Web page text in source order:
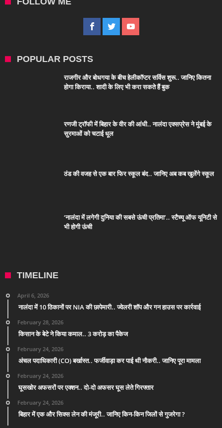
POPULAR POSTS
राजगीर और बोधगया के बीच हेलीकॉप्टर सर्विस शुरू.. जानिए कितना
होगा किराया.. शादी के लिए भी करा सकते हैं बुक
रणजी ट्रॉफी में बिहार के वीर की आंधी.. नालंदा एक्सप्रेस ने मुंबई के
सुरमाओं को चटाई धूल
ठंड की वजह से एक बार फिर स्कूल बंद.. जानिए अब कब खुलेंगे स्कूल
‘नालंदा में लगेगी दुनिया की सबसे ऊंची प्रतिमा’.. स्टैच्यू ऑफ यूनिटी से
भी होगी ऊंची
TIMELINE
April 6, 2026
नालंदा में 10 ठिकानों पर NIA की छापेमारी.. ज्वेलरी शॉप और गन हाउस पर कार्रवाई
February 28, 2026
किसान के बेटे ने किया कमाल.. 3 करोड़ का पैकेज
February 24, 2026
अंचल पदाधिकारी (CO) बर्खास्त.. फर्जीवाड़ा कर पाई थी नौकरी.. जानिए पूरा मामला
February 24, 2026
घूसखोर अफसरों पर एक्शन.. दो-दो अफसर घूस लेते गिरफ्तार
February 24, 2026
बिहार में एक और सिक्स लेन की मंजूरी.. जानिए किन-किन जिलों से गुजरेगा ?